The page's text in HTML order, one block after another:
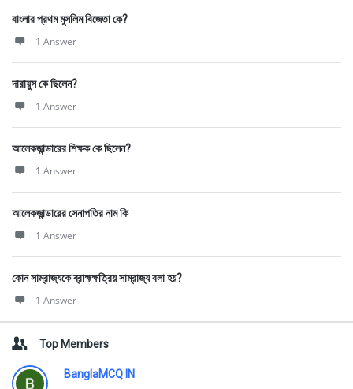
বাংলার প্রথম মুসলিম বিজেতা কে?
1 Answer
দারায়ুস কে ছিলেন?
1 Answer
আলেকজান্ডারের শিক্ষক কে ছিলেন?
1 Answer
আলেকজান্ডারের সেনাপতির নাম কি
1 Answer
কোন সাম্রাজ্যকে ব্রাহ্মক্ষত্রিয় সাম্রাজ্য বলা হয়?
1 Answer
Top Members
BanglaMCQ IN